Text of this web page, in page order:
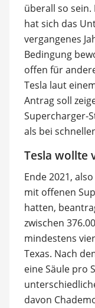
überall so sein.
hat sich das
vergangenes
Bedingung
offen für
Tesla laut
Antrag soll
Supercharger-
als bei
Tesla wollte
Ende 2021,
mit offenen
hatten,
zwischen
mindestens
Texas. Nach
eine Säule pro
davon